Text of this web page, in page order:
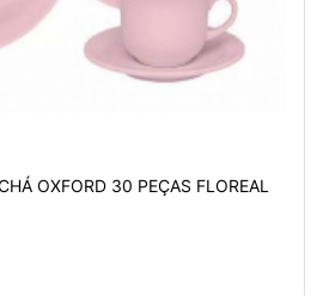
OXFORD 30 PEÇAS FLOREAL